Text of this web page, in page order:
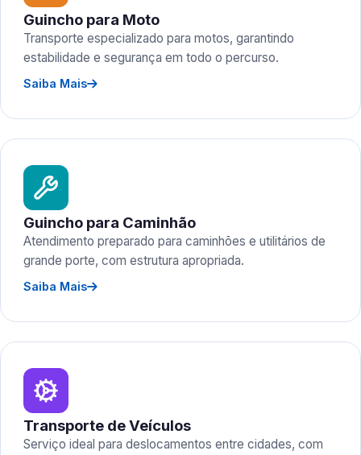
Guincho para Moto
Transporte especializado para motos, garantindo
estabilidade e segurança em todo o percurso.
Saiba Mais
Guincho para Caminhão
Atendimento preparado para caminhões e utilitários de
grande porte, com estrutura apropriada.
Saiba Mais
Transporte de Veículos
Serviço ideal para deslocamentos entre cidades, com